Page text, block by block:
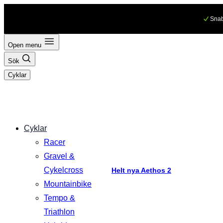
innehåll
Open menu
Sök
Cyklar
Cyklar
Racer
Gravel &
Cykelcross
Mountainbike
Tempo &
Triathlon
Helt nya Aethos 2